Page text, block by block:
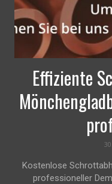
Effiziente
Kostenlose
professioneller Demontage Die